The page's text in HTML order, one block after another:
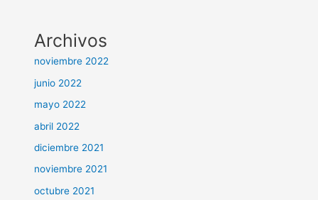
Archivos
noviembre 2022
junio 2022
mayo 2022
abril 2022
diciembre 2021
noviembre 2021
octubre 2021